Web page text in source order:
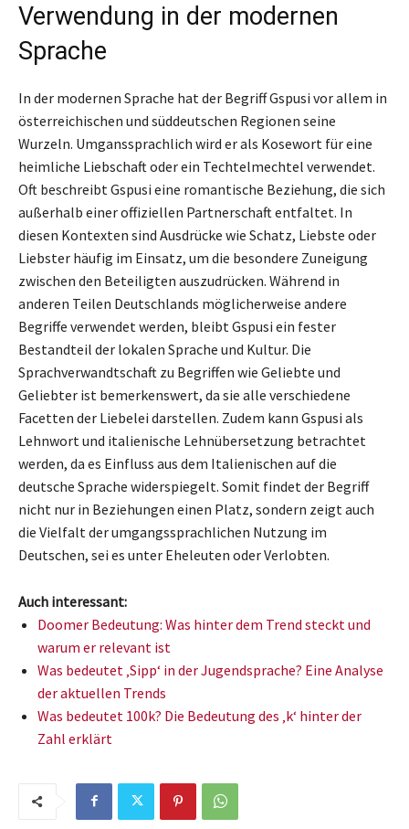
Verwendung in der modernen
Sprache
In der modernen Sprache hat der Begriff Gspusi vor allem in
österreichischen und süddeutschen Regionen seine
Wurzeln. Umganssprachlich wird er als Kosewort für eine
heimliche Liebschaft oder ein Techtelmechtel verwendet.
Oft beschreibt Gspusi eine romantische Beziehung, die sich
außerhalb einer offiziellen Partnerschaft entfaltet. In
diesen Kontexten sind Ausdrücke wie Schatz, Liebste oder
Liebster häufig im Einsatz, um die besondere Zuneigung
zwischen den Beteiligten auszudrücken. Während in
anderen Teilen Deutschlands möglicherweise andere
Begriffe verwendet werden, bleibt Gspusi ein fester
Bestandteil der lokalen Sprache und Kultur. Die
Sprachverwandtschaft zu Begriffen wie Geliebte und
Geliebter ist bemerkenswert, da sie alle verschiedene
Facetten der Liebelei darstellen. Zudem kann Gspusi als
Lehnwort und italienische Lehnübersetzung betrachtet
werden, da es Einfluss aus dem Italienischen auf die
deutsche Sprache widerspiegelt. Somit findet der Begriff
nicht nur in Beziehungen einen Platz, sondern zeigt auch
die Vielfalt der umgangssprachlichen Nutzung im
Deutschen, sei es unter Eheleuten oder Verlobten.
Auch interessant:
Doomer Bedeutung: Was hinter dem Trend steckt und
warum er relevant ist
Was bedeutet ‚Sipp‘ in der Jugendsprache? Eine Analyse
der aktuellen Trends
Was bedeutet 100k? Die Bedeutung des ‚k‘ hinter der
Zahl erklärt